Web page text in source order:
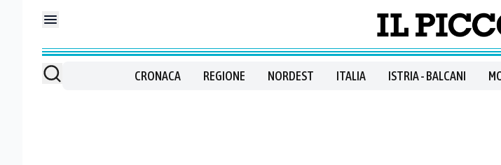
CRONACA REGIONE NORDEST ITALIA ISTRIA - BALCANI